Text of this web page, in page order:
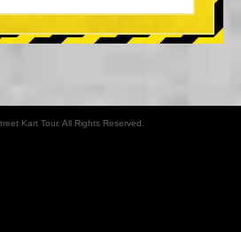
Kart Tour. All Rights Reserved.